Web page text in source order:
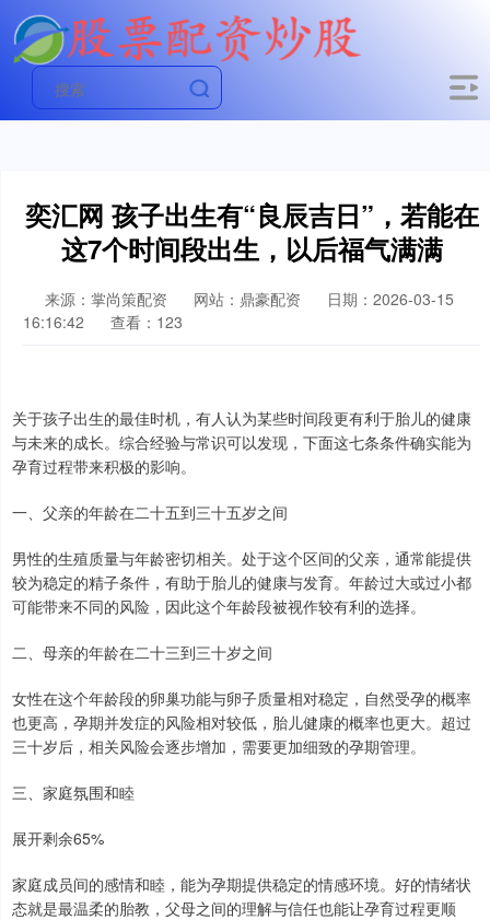
奕汇网 孩子出生有“良辰吉日”，若能在
这7个时间段出生，以后福气满满
来源：掌尚策配资 网站：鼎豪配资
日期：2026-03-15
16:16:42
查看：123
关于孩子出生的最佳时机，有人认为某些时间段更有利于胎儿的健康
与未来的成长。综合经验与常识可以发现，下面这七条条件确实能为
孕育过程带来积极的影响。
一、父亲的年龄在二十五到三十五岁之间
男性的生殖质量与年龄密切相关。处于这个区间的父亲，通常能提供
较为稳定的精子条件，有助于胎儿的健康与发育。年龄过大或过小都
可能带来不同的风险，因此这个年龄段被视作较有利的选择。
二、母亲的年龄在二十三到三十岁之间
女性在这个年龄段的卵巢功能与卵子质量相对稳定，自然受孕的概率
也更高，孕期并发症的风险相对较低，胎儿健康的概率也更大。超过
三十岁后，相关风险会逐步增加，需要更加细致的孕期管理。
三、家庭氛围和睦
展开剩余65%
家庭成员间的感情和睦，能为孕期提供稳定的情感环境。好的情绪状
态就是最温柔的胎教，父母之间的理解与信任也能让孕育过程更顺